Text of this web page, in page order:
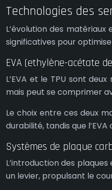
Technologies des
L’évolution des
significatives pour
EVA (ethylène-acétate
L’EVA et le TPU sont
mais peut se comprimer
Le choix entre ces deux
durabilité, tandis que
Systèmes de plaque
L’introduction des
un levier, propulsant le